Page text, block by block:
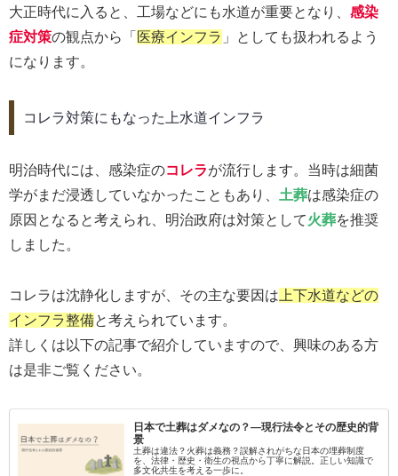
大正時代に入ると、工場などにも水道が重要となり、 感染
症対策の観点から「 医療インフラ 」としても扱われるよう
になります。
コレラ対策にもなった上水道インフラ
明治時代には、感染症のコレラが流行します。当時は細菌
学がまだ浸透していなかったこともあり、 土葬は感染症の
原因となると考えられ、明治政府は対策として火葬を推奨
しました。
コレラは沈静化しますが、その主な要因は 上下水道などの
インフラ整備と考えられています。
詳しくは以下の記事で紹介していますので、興味のある方
は是非ご覧ください。
日本で土葬はダメなの？―現行法令とその歴史的背
景
土葬は違法？火葬は義務？誤解されがちな日本の埋葬制度
を、法律・歴史・衛生の視点から丁寧に解説。正しい知識で
多文化共生を考える一歩に。